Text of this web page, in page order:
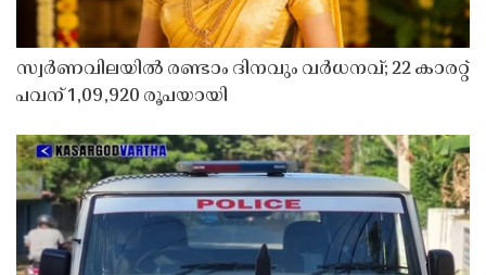
സ്വർണവിലയിൽ രണ്ടാം ദിനവും വർധനവ്; 22 കാരറ്റ്
പവന് 1,09,920 രൂപയായി